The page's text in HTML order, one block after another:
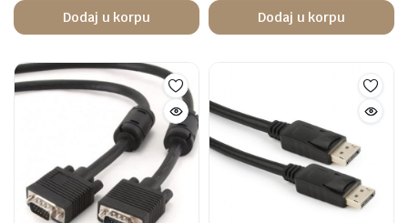
Dodaj u korpu Dodaj u korpu